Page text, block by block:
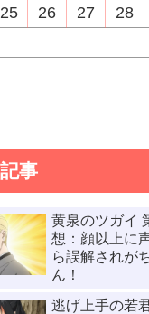
25 26 27 28
事
黄泉のツガイ
想：顔以上に
ら誤解されが
ん！
逃げ上手の若